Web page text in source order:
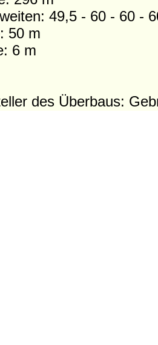
49,5 - 60 - 60 -
50 m
6 m
des Überbaus: